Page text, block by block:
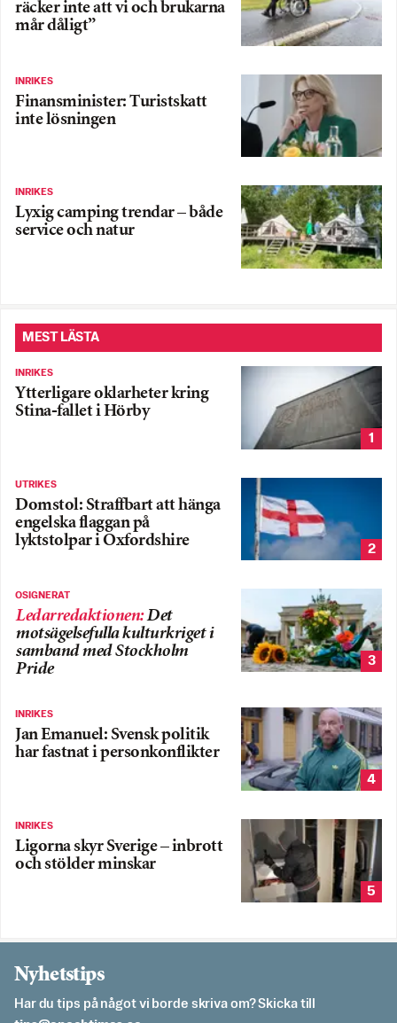
räcker inte att vi och brukarna
mår dåligt”
INRIKES
Finansminister: Turistskatt
inte lösningen
INRIKES
Lyxig camping trendar – både
service och natur
MEST LÄSTA
INRIKES
Ytterligare oklarheter kring
Stina-fallet i Hörby
1
UTRIKES
Domstol: Straffbart att hänga
engelska flaggan på
lyktstolpar i Oxfordshire
2
OSIGNERAT
Ledarredaktionen:Det
motsägelsefulla kulturkriget i
samband med Stockholm
Pride
3
INRIKES
Jan Emanuel: Svensk politik
har fastnat i personkonflikter
4
INRIKES
Ligorna skyr Sverige – inbrott
och stölder minskar
5
Nyhetstips
Har du tips på något vi borde skriva om? Skicka till